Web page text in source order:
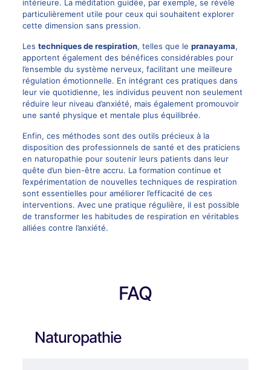
intérieure. La méditation guidée, par exemple, se révèle
particulièrement utile pour ceux qui souhaitent explorer
cette dimension sans pression.
Les techniques de respiration, telles que le pranayama,
apportent également des bénéfices considérables pour
l’ensemble du système nerveux, facilitant une meilleure
régulation émotionnelle. En intégrant ces pratiques dans
leur vie quotidienne, les individus peuvent non seulement
réduire leur niveau d’anxiété, mais également promouvoir
une santé physique et mentale plus équilibrée.
Enfin, ces méthodes sont des outils précieux à la
disposition des professionnels de santé et des praticiens
en naturopathie pour soutenir leurs patients dans leur
quête d’un bien-être accru. La formation continue et
l’expérimentation de nouvelles techniques de respiration
sont essentielles pour améliorer l’efficacité de ces
interventions. Avec une pratique régulière, il est possible
de transformer les habitudes de respiration en véritables
alliées contre l’anxiété.
FAQ
Naturopathie